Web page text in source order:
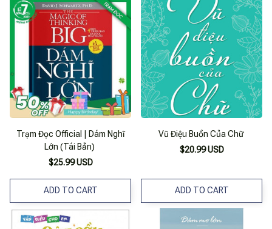
Trạm Đọc Official | Dám Nghĩ
Lớn (Tái Bản)
$25.99 USD
ADD TO CART
Vũ Điệu Buồn Của Chữ
$20.99 USD
ADD TO CART